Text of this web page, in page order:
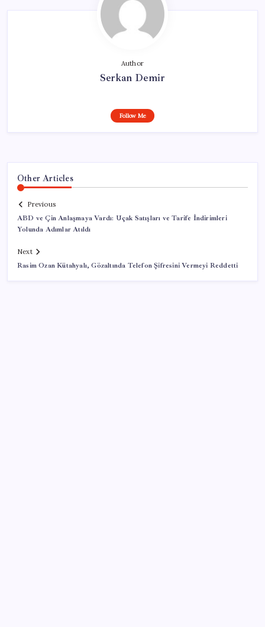
Author
Serkan Demir
Follow Me
Other Articles
Previous
ABD ve Çin Anlaşmaya Vardı: Uçak Satışları ve Tarife İndirimleri
Yolunda Adımlar Atıldı
Next
Rasim Ozan Kütahyalı, Gözaltında Telefon Şifresini Vermeyi Reddetti